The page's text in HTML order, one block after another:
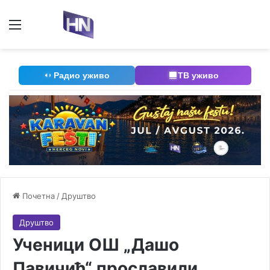
Радио уживо ТВ уживо
Почетна / Друштво
Друштво
Ученици ОШ „Дашо